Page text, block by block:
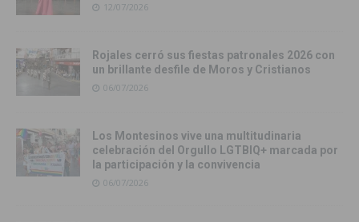
12/07/2026
Rojales cerró sus fiestas patronales 2026 con
un brillante desfile de Moros y Cristianos
06/07/2026
Los Montesinos vive una multitudinaria
celebración del Orgullo LGTBIQ+ marcada por
la participación y la convivencia
06/07/2026